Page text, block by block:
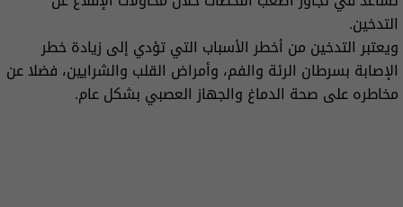
التدخين.
ويعتبر التدخين من أخطر الأسباب التي تؤدي إلى زيادة خطر
الإصابة بسرطان الرئة والفم، وأمراض القلب والشرايين، فضلا عن
مخاطره على صحة الدماغ والجهاز العصبي بشكل عام.